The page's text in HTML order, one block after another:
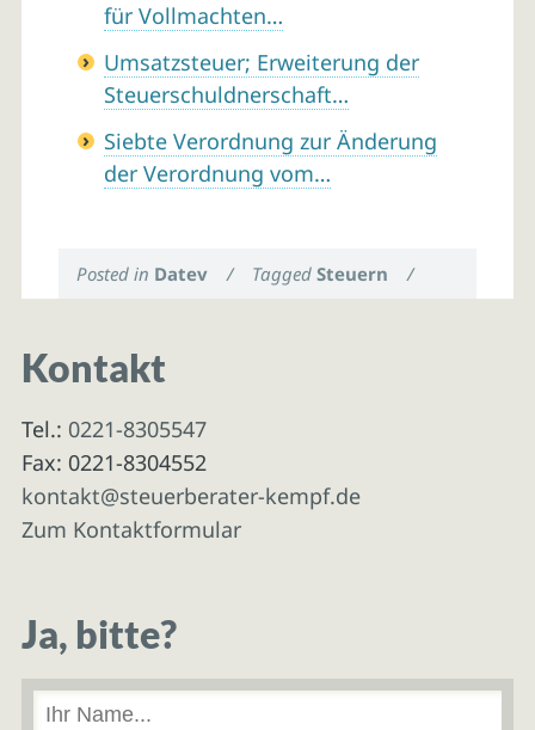
für Vollmachten…
Umsatzsteuer; Erweiterung der
Steuerschuldnerschaft…
Siebte Verordnung zur Änderung
der Verordnung vom…
Posted in Datev / TaggedSteuern /
Kontakt
Tel.: 0221-8305547
Fax: 0221-8304552
kontakt@steuerberater-kempf.de
Zum Kontaktformular
Ja, bitte?